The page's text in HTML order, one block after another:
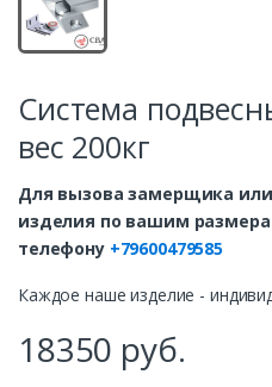
Система
вес 200кг
Для вызова замерщика
изделия по вашим
телефону +79600479585
Каждое наше изделие -
18350 руб.